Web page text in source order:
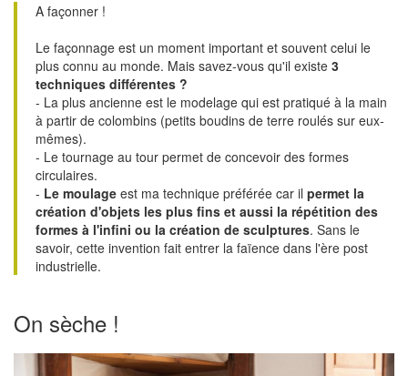
A façonner !
Le façonnage est un moment important et souvent celui le
plus connu au monde. Mais savez-vous qu'il existe 3
techniques différentes ?
- La plus ancienne est le modelage qui est pratiqué à la main
à partir de colombins (petits boudins de terre roulés sur eux-
mêmes).
- Le tournage au tour permet de concevoir des formes
circulaires.
- Le moulage est ma technique préférée car il permet la
création d'objets les plus fins et aussi la répétition des
formes à l'infini ou la création de sculptures. Sans le
savoir, cette invention fait entrer la faïence dans l'ère post
industrielle.
On sèche !